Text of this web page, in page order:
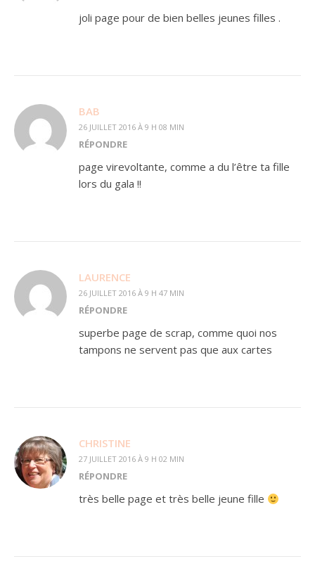
joli page pour de bien belles jeunes filles .
BAB
26 JUILLET 2016 À 9 H 08 MIN
RÉPONDRE
page virevoltante, comme a du l’être ta fille
lors du gala !!
LAURENCE
26 JUILLET 2016 À 9 H 47 MIN
RÉPONDRE
superbe page de scrap, comme quoi nos
tampons ne servent pas que aux cartes
CHRISTINE
27 JUILLET 2016 À 9 H 02 MIN
RÉPONDRE
très belle page et très belle jeune fille